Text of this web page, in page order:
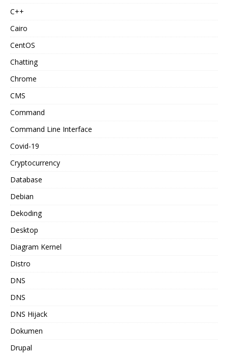
C++
Cairo
CentOS
Chatting
Chrome
CMS
Command
Command Line Interface
Covid-19
Cryptocurrency
Database
Debian
Dekoding
Desktop
Diagram Kernel
Distro
DNS
DNS
DNS Hijack
Dokumen
Drupal